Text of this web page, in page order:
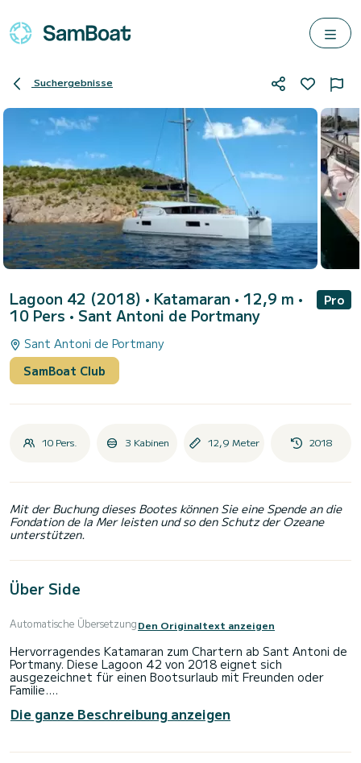
Suchergebnisse
Lagoon 42 (2018) • Katamaran • 12,9 m •
10 Pers • Sant Antoni de Portmany
Pro
Sant Antoni de Portmany
SamBoat Club
10 Pers. 3 Kabinen 12,9 Meter 2018
Mit der Buchung dieses Bootes können Sie eine Spende an die
Fondation de la Mer leisten und so den Schutz der Ozeane
unterstützen.
Über Side
Automatische ÜbersetzungDen Originaltext anzeigen
Hervorragendes Katamaran zum Chartern ab Sant Antoni de
Portmany. Diese Lagoon 42 von 2018 eignet sich
ausgezeichnet für einen Bootsurlaub mit Freunden oder
Familie.
Das Boot hat 3 Kabinen mit allem Komfort und eine
Kapazität von Personen. Mit einer Gesamtlänge von 13
einzigartigen Urlaub auf dem Wasser in der Umgebung von
Die ganze Beschreibung anzeigen